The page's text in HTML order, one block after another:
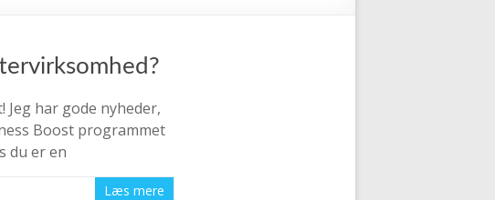
har gode nyheder,
Boost programmet
du er en
Læs mere